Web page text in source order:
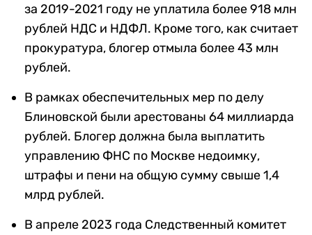
за 2019-2021 году не уплатила более 918 млн
рублей НДС и НДФЛ. Кроме того, как считает
прокуратура, блогер отмыла более 43 млн
рублей.
В рамках обеспечительных мер по делу
Блиновской были арестованы 64 миллиарда
рублей. Блогер должна была выплатить
управлению ФНС по Москве недоимку,
штрафы и пени на общую сумму свыше 1,4
млрд рублей.
В апреле 2023 года Следственный комитет